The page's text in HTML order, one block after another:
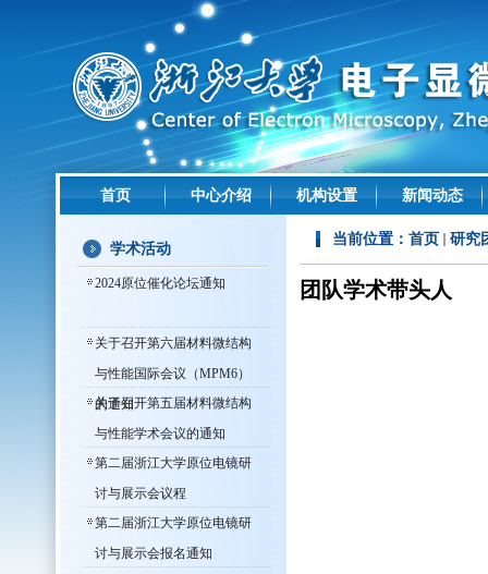
首页 中心介绍 机构设置 新闻动态
学术活动
2024原位催化论坛通知
关于召开第六届材料微结构
与性能国际会议（MPM6）
的通知
关于召开第五届材料微结构
与性能学术会议的通知
第二届浙江大学原位电镜研
讨与展示会议程
第二届浙江大学原位电镜研
讨与展示会报名通知
当前位置： 首页 研究
团队学术带头人